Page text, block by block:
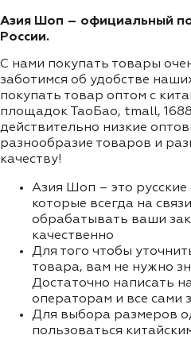
Азия Шоп – официальный
России.
С нами покупать товары
заботимся об удобстве
покупать товар оптом с
площадок ТаоБао, tmall,
действительно низкие
разнообразие товаров и
качеству!
Азия Шоп – это
которые всегда на
обрабатывать ваши
качественно
Для того чтобы
товара, вам не нужно
Достаточно написать
операторам и все сами
Для выбора размеров
пользоваться